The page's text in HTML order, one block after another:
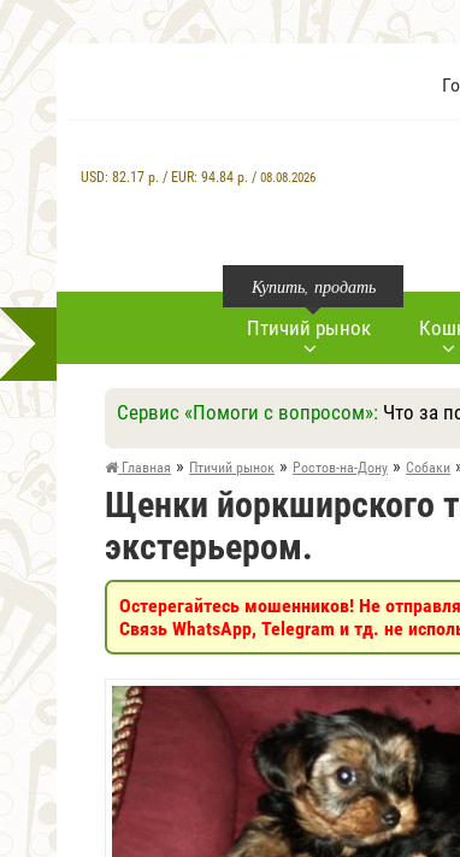
USD: 82.17 р. / EUR: 94.84 р. / 08.08.2026
Купить, продать
Птичий рынок
Сервис «Помоги с вопросом»: Что за
Главная » Птичий рынок » Ростов-на-Дону » Собаки
Щенки йоркширского
экстерьером.
Остерегайтесь мошенников! Не
Связь WhatsApp, Telegram и тд. не